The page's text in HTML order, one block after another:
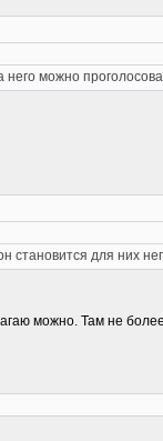
можно
становится для них
можно. Там не